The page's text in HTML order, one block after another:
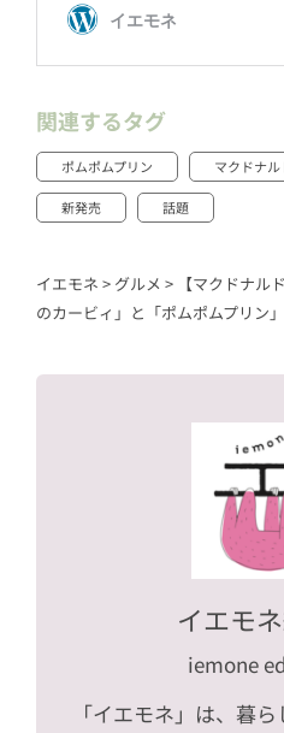
関連するタグ
ポムポムプリン マクドナル
新発売 話題
イエモネ > グルメ > 【マクドナル
のカービィ」と「ポムポムプリン
イエモ
iemone
「イエモネ」は、暮